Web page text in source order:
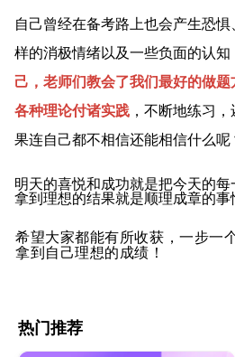
自己曾经在备考路上也会产生恐
样的消极情绪以及一些负面的认知
己 ，老师们教会了我们最好的做
各种理论付诸实践 ，不断地练习
果连自己都不相信还能相信什么呢
明天的喜悦和成功就是把今天的每
拿到理想的结果就是顺理成章的事
希望大家都能有所收获，一步一
拿到自己理想的成绩！
热门推荐